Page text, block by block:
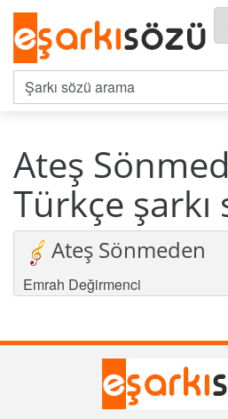
Ateş
Türkçe şarkı
Ateş Sönmeden
Emrah Değirmenci